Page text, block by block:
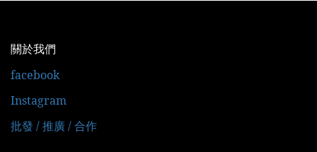
關於我們
facebook
Instagram
批發 / 推廣 / 合作